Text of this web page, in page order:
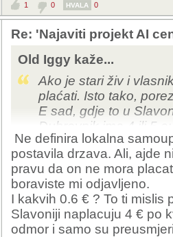
u Slavoniji, doduse
demenciju) i u domu
Kako za ime Boga
Dubrovniku kao u
prodati, nitko je nece
kao kuca nista
I da se nadovezem -
koja vrijedi x15 vise
1 0 HVALA 0
Re: 'Najaviti projekt AI
Old Iggy kaže...
Ako je stari živ i
plaćati. Isto tako,
E sad, gdje to u
Dubrovnik ima 4 ili 5
većina Slavonije ili
Ne definira lokalna
postavila drzava. Ali, ajde
pravu da on ne mora
boraviste mi odjavljeno.
I kakvih 0.6 € ? To ti mislis
Slavoniji naplacuju 4 € po
odmor i samo su